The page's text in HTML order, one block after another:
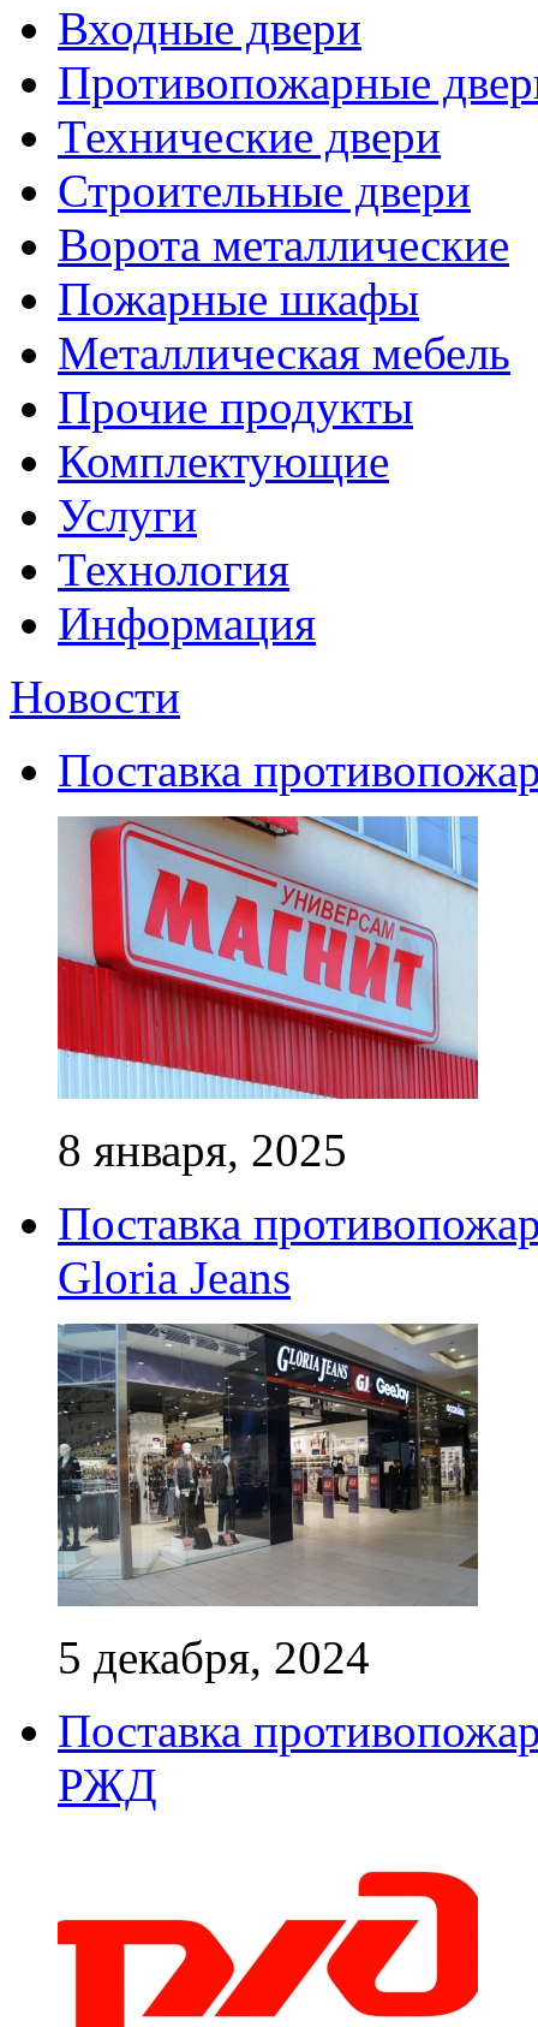
Входные двери
Противопожарные
Технические двери
Строительные двери
Ворота металлические
Пожарные шкафы
Металлическая мебель
Прочие продукты
Комплектующие
Услуги
Технология
Информация
Новости
Поставка
8 января, 2025
Поставка
Gloria Jeans
5 декабря, 2024
Поставка
РЖД